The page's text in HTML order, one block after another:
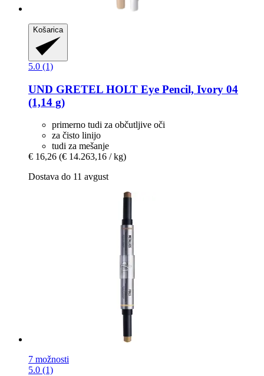
Košarica
5.0 (1)
UND GRETEL HOLT Eye Pencil, Ivory 04
(1,14 g)
primerno tudi za občutljive oči
za čisto linijo
tudi za mešanje
€ 16,26 (€ 14.263,16 / kg)
Dostava do 11 avgust
7 možnosti
5.0 (1)